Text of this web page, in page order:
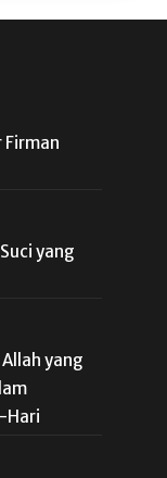
Firman
yang
yang
Hari